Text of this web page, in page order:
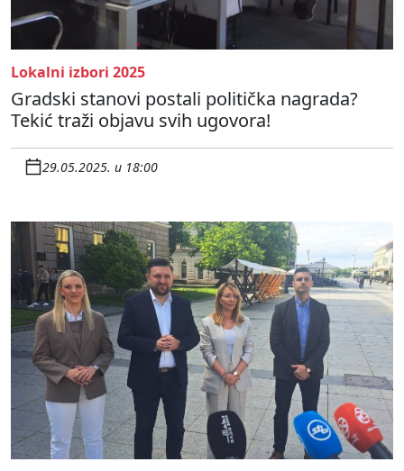
Lokalni izbori 2025
Gradski stanovi postali politička nagrada?
Tekić traži objavu svih ugovora!
29.05.2025. u 18:00